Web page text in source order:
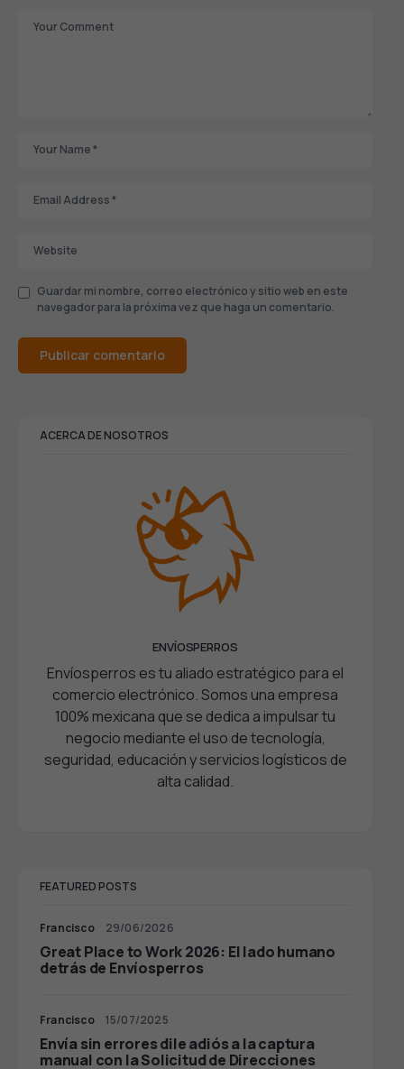
Guardar mi nombre, correo electrónico y sitio web en este
navegador para la próxima vez que haga un comentario.
ACERCA DE NOSOTROS
ENVÍOSPERROS
Envíosperros es tu aliado estratégico para el
comercio electrónico. Somos una empresa
100% mexicana que se dedica a impulsar tu
negocio mediante el uso de tecnología,
seguridad, educación y servicios logísticos de
alta calidad.
FEATURED POSTS
Francisco 29/06/2026
Great Place to Work 2026: El lado humano
detrás de Envíosperros
Francisco 15/07/2025
Envía sin errores dile adiós a la captura
manual con la Solicitud de Direcciones